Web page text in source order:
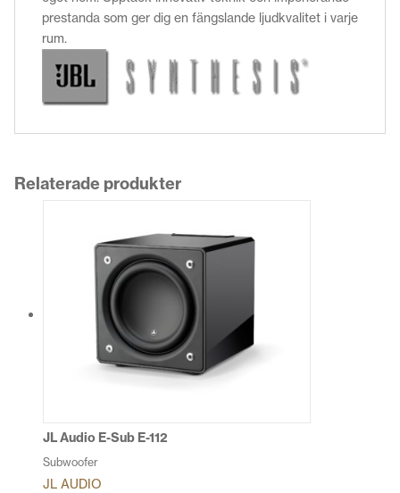
prestanda som ger dig en fängslande ljudkvalitet i varje
rum.
Relaterade produkter
JL Audio E-Sub E-112
Subwoofer
JL AUDIO